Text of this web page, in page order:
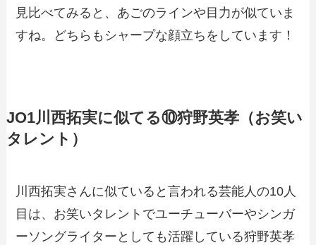
見比べてみると、あごのラインや目力が似ていま
すね。どちらもシャープな顔立ちをしています！
JO1川西拓実に似てる⑩狩野英孝（お笑い
タレント）
川西拓実さんに似ていると言われる芸能人の10人
目は、お笑いタレントでユーチューバーやシンガ
ーソングライターとしても活躍している狩野英孝